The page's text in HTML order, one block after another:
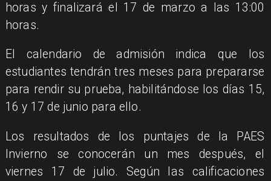
horas y finalizará el 17 de marzo a las 13:00
horas.
El calendario de admisión indica que los
estudiantes tendrán tres meses para prepararse
para rendir su prueba, habilitándose los días 15,
16 y 17 de junio para ello.
Los resultados de los puntajes de la PAES
Invierno se conocerán un mes después, el
viernes 17 de julio. Según las calificaciones